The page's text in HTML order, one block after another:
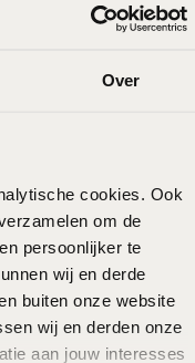
Over
cookies. Ook
om de
persoonlijker te
wij en derde
buiten onze website
wij en derden onze
aan jouw interesses